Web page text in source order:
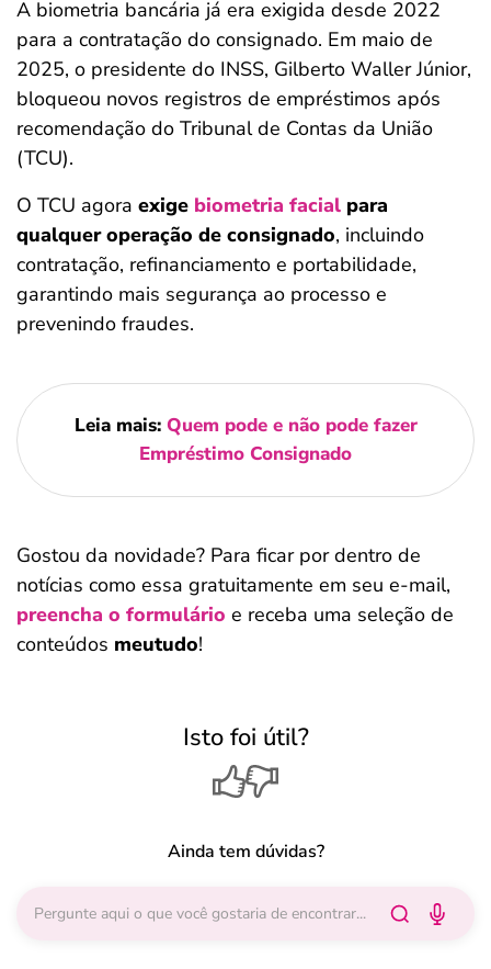
A biometria bancária já era exigida desde 2022
para a contratação do consignado. Em maio de
2025, o presidente do INSS, Gilberto Waller Júnior,
bloqueou novos registros de empréstimos após
recomendação do Tribunal de Contas da União
(TCU).
O TCU agora exige biometria facial para
qualquer operação de consignado, incluindo
contratação, refinanciamento e portabilidade,
garantindo mais segurança ao processo e
prevenindo fraudes.
Leia mais: Quem pode e não pode fazer
Empréstimo Consignado
Gostou da novidade? Para ficar por dentro de
notícias como essa gratuitamente em seu e-mail,
preencha o formulário e receba uma seleção de
conteúdos meutudo!
Isto foi útil?
Ainda tem dúvidas?